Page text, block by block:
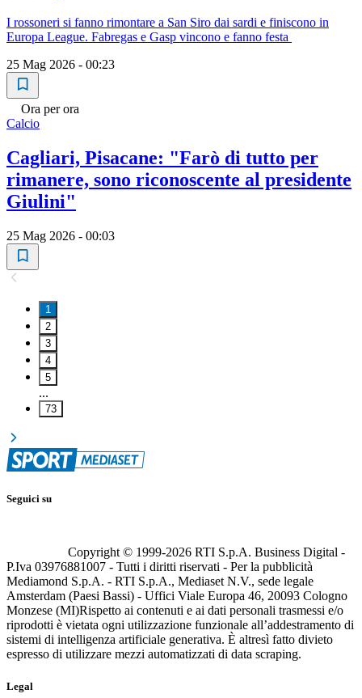
I rossoneri si fanno rimontare a San Siro dai sardi e finiscono in
Europa League. Fabregas e Gasp vincono e fanno festa
25 Mag 2026 - 00:23
Ora per ora
Calcio
Cagliari, Pisacane: "Farò di tutto per
rimanere, sono riconoscente al presidente
Giulini"
25 Mag 2026 - 00:03
1
2
3
4
5
...
73
Seguici su
Copyright © 1999-2026 RTI S.p.A. Business Digital -
P.Iva 03976881007 - Tutti i diritti riservati - Per la pubblicità
Mediamond S.p.A. - RTI S.p.A., Mediaset N.V., sede legale
Amsterdam (Paesi Bassi) - Uffici Viale Europa 46, 20093 Cologno
Monzese (MI)Rispetto ai contenuti e ai dati personali trasmessi e/o
riprodotti è vietata ogni utilizzazione funzionale all’addestramento di
sistemi di intelligenza artificiale generativa. È altresì fatto divieto
espresso di utilizzare mezzi automatizzati di data scraping.
Legal